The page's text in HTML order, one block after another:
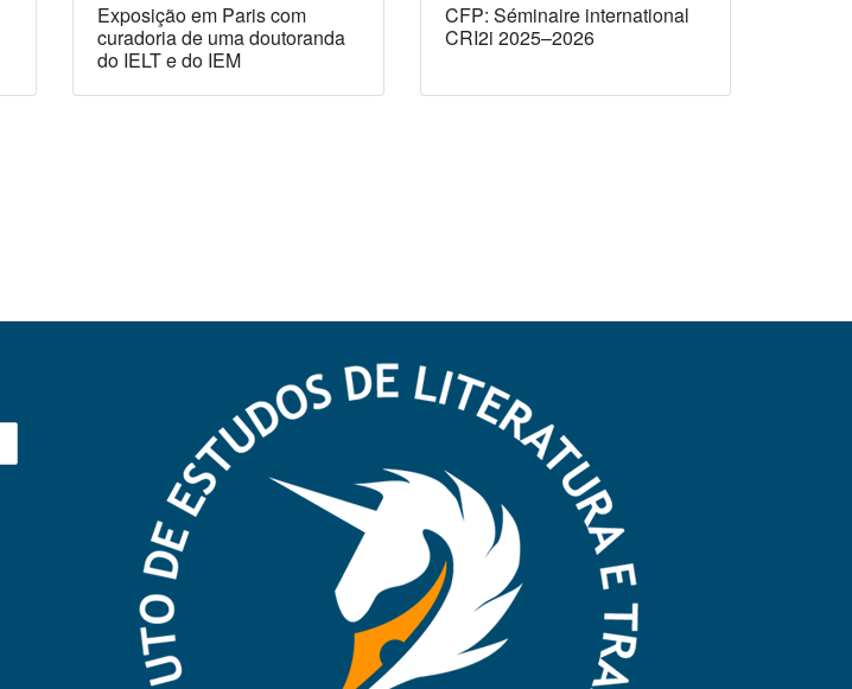
Exposição em Paris com
curadoria de uma doutoranda
do IELT e do IEM
CFP: Séminaire international
CRI2i 2025–2026